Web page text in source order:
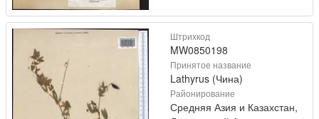
Штрихкод
MW0850198
Принятое название
Lathyrus (Чина)
Районирование
Средняя Азия и Казахстан,